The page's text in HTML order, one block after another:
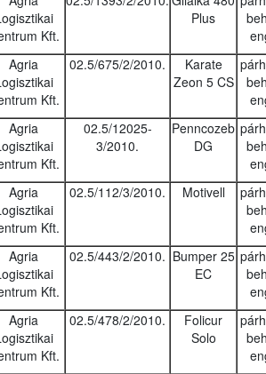
Kft.
Plus
Agria
Kft.
02.5/675/2/2010.
Karate
Zeon 5 CS
Agria
Kft.
02.5/12025-
3/2010.
Penncozeb
DG
Agria
Kft.
02.5/112/3/2010. Motivell
Agria
Kft.
02.5/443/2/2010. Bumper 25
EC
Agria
Kft.
02.5/478/2/2010.
Folicur
Solo